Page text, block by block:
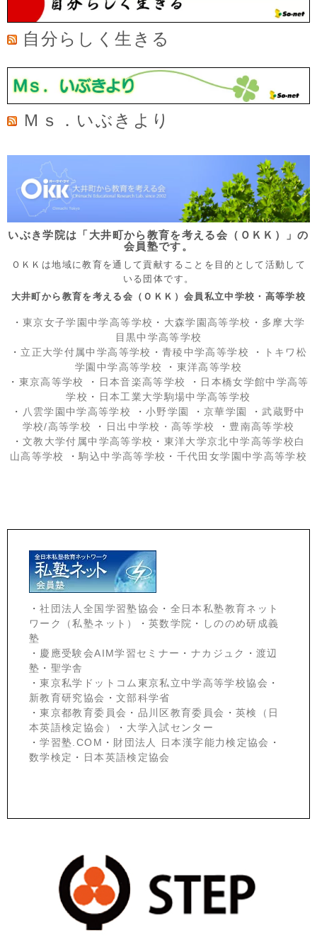
自分らしく生きる
Ｍｓ．いぶきより
いぶき学院は「大井町から教育を考える会（ＯＫＫ）」の
会員塾です。
ＯＫＫは地域に教育を通して貢献することを目的として活動して
いる団体です。
大井町から教育を考える会（ＯＫＫ）会員私立中学校・高等学校
・ 東京女子学園中学高等学校 ・ 大森学園高等学校 ・ 多摩大学
目黒中学高等学校
・ 立正大学付属中学高等学校 ・ 青稜中学高等学校 ・
トキワ松
学園中学高等学校
・ 東洋高等学校
・ 東京高等学校 ・ 日本音楽高等学校 ・ 日本橋女学館中学高等
学校 ・
日本工業大学駒場中学高等学校
・ 八雲学園中学高等学校 ・ 小野学園 ・京華学園 ・武蔵野中
学校/高等学校
・ 日出中学校 ・高等学校 ・ 豊南高等学校
・ 文教大学付属中学高等学校 ・ 東洋大学京北中学高等学校白
山高等学校
・駒込中学高等学校 ・ 千代田女学園中学高等学校
・社団法人全国学習塾協会 ・ 全日本私塾教育ネット
ワーク（私塾ネット）
・ 英数学院 ・
しののめ研成義
塾
・ 慶應受験会AIM学習セミナー ・ ナカジュク ・ 渡辺
塾 ・ 聖学舎
・東京私学ドットコム東京私立中学高等学校協会 ・
新教育研究協会 ・ 文部科学省
・東京都教育委員会 ・ 品川区教育委員会 ・ 英検（日
本英語検定協会）
・ 大学入試センター
・学習塾.COM ・ 財団法人 日本漢字能力検定協会 ・
数学検定 ・ 日本英語検定協会